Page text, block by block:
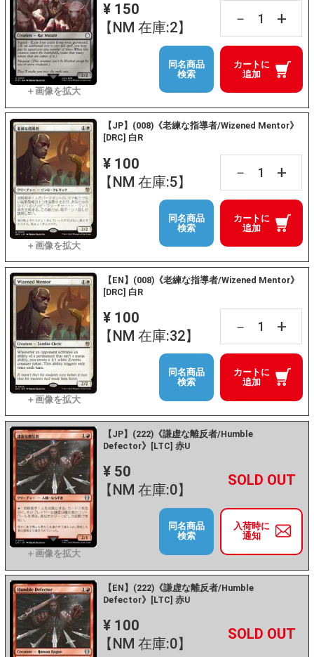
¥ 150
【NM 在庫:2】
－ +
カートに
追加
同名商品
検索
【JP】(008)《老練な指導者/Wizened Mentor》
[DRC] 白R
¥ 100
【NM 在庫:5】
－ +
カートに
追加
同名商品
検索
【EN】(008)《老練な指導者/Wizened Mentor》
[DRC] 白R
¥ 100
【NM 在庫:32】
－ +
カートに
追加
同名商品
検索
【JP】(222)《謙虚な離反者/Humble
Defector》[LTC] 赤U
¥ 50
【NM 在庫:0】
－ +
入荷時に
通知
同名商品
検索
【EN】(222)《謙虚な離反者/Humble
Defector》[LTC] 赤U
¥ 100
【NM 在庫:0】
－ +